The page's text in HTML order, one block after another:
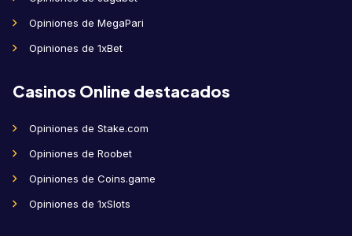
Opiniones de MegaPari
Opiniones de 1xBet
Casinos Online destacados
Opiniones de Stake.com
Opiniones de Roobet
Opiniones de Coins.game
Opiniones de 1xSlots